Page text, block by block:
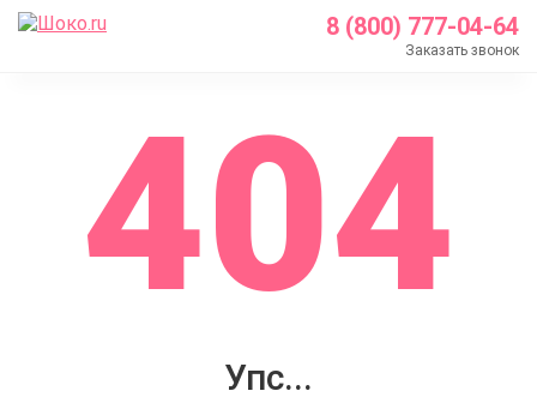
8 (800) 777-04-64
Заказать звонок
404
Упс...